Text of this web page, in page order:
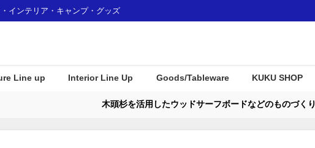
インテリア・キャンプ・グッズ
Line up Interior Line Up Goods/Tableware KUKU SHOP
木頭杉を活用したウッドサーフボードなどのものづくり